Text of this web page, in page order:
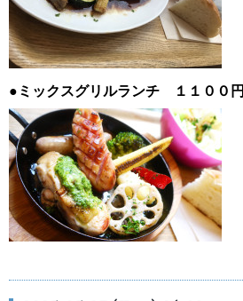
●ミックスグリルランチ １１００円